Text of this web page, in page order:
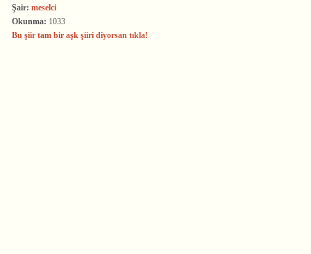
Şair: meselci
Okunma: 1033
Bu şiir tam bir aşk şiiri diyorsan tıkla!